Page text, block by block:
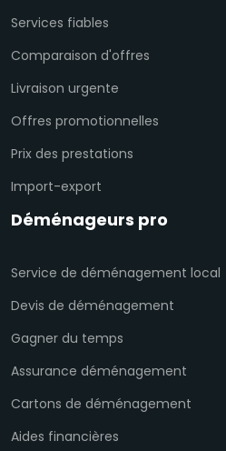
Services fiables
Comparaison d'offres
Livraison urgente
Offres promotionnelles
Prix des prestations
Import-export
Déménageurs pro
Service de déménagement local
Devis de déménagement
Gagner du temps
Assurance déménagement
Cartons de déménagement
Aides financières